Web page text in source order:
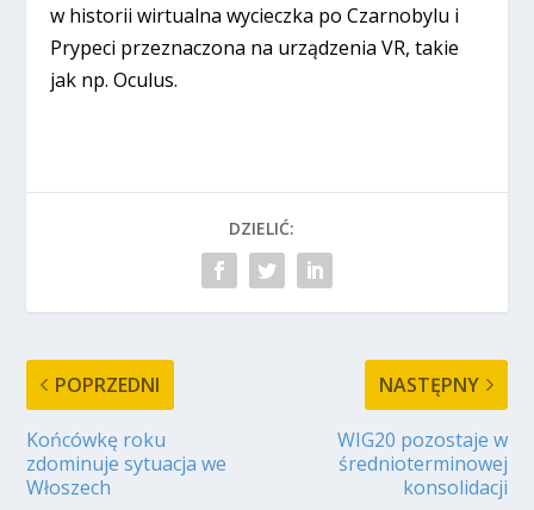
w historii wirtualna wycieczka po Czarnobylu i
Prypeci przeznaczona na urządzenia VR, takie
jak np. Oculus.
DZIELIĆ:
POPRZEDNI
Końcówkę roku
zdominuje sytuacja we
Włoszech
NASTĘPNY
WIG20 pozostaje w
średnioterminowej
konsolidacji